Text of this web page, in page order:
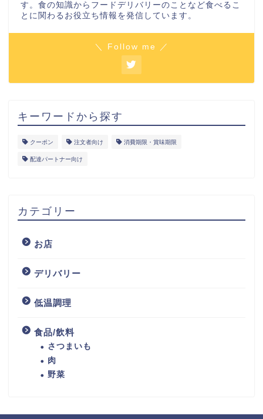
す。食の知識からフードデリバリーのことなど食べるこ
とに関わるお役立ち情報を発信しています。
＼ Follow me ／
キーワードから探す
クーポン 注文者向け 消費期限・賞味期限
配達パートナー向け
カテゴリー
お店
デリバリー
低温調理
食品/飲料
さつまいも
肉
野菜